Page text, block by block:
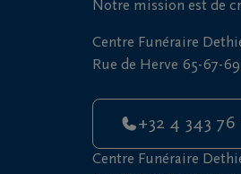
Notre mission est de
Centre Funéraire
Rue de Herve 65-67-
+32 4 343 76
Centre Funéraire